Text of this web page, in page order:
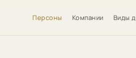
Персоны Компании Виды